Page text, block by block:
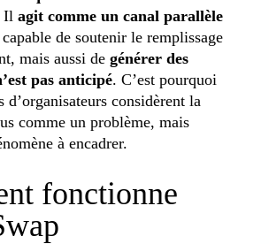
Il agit comme un canal parallèle
de soutenir le remplissage
mais aussi de générer des
pas anticipé. C’est pourquoi
d’organisateurs considèrent la
comme un problème, mais
à encadrer.
fonctionne